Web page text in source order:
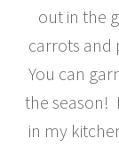
out in the
carrots and
You can
the season!
in my